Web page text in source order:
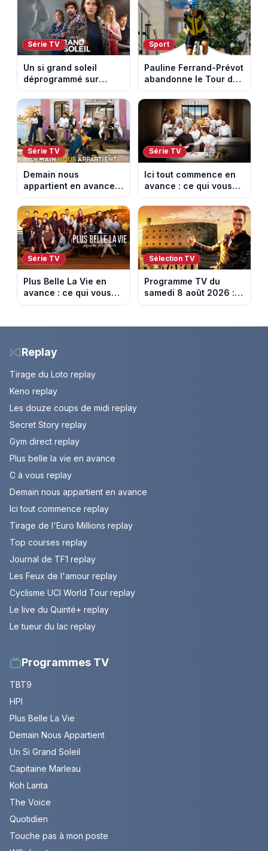
les archéologues
Série TV
Un si grand soleil
déprogrammé sur
France 3 : cinq
épisodes inédits
diffusés le 13 août
Sport
Pauline Ferrand-Prévot
abandonne le Tour de
France Femmes avant
la 8e étape
Série TV
Demain nous
appartient en avance :
ce qui vous attend la
semaine du 10 au 14
août 2026 (spoiler)
Série TV
Ici tout commence en
avance : ce qui vous
attend la semaine du
10 au 14 août 2026
(spoiler)
Série TV
Plus Belle La Vie en
avance : ce qui vous
attend la semaine du
(spoiler)
Sélection TV
Programme TV du
samedi 8 août 2026 :
notre sélection pour
Replay
Tirage du Loto replay
Keno replay
Les douze coups de midi replay
Secret Story replay
Gym direct replay
Plus belle la vie en avance
C à vous replay
Demain nous appartient en avance
Ici tout commence replay
Tirage de l'Euro Millions replay
Top courses replay
Journal de TF1 replay
Les Feux de l'amour replay
Cyclisme UCI World Tour replay
Le live du Quinté+ replay
Le tueur du lac replay
Programmes TV
TBT9
HPI
Plus Belle La Vie
Demain Nous Appartient
Un Si Grand Soleil
Capitaine Marleau
Koh Lanta
The Voice
Quotidien
Touche pas à mon poste